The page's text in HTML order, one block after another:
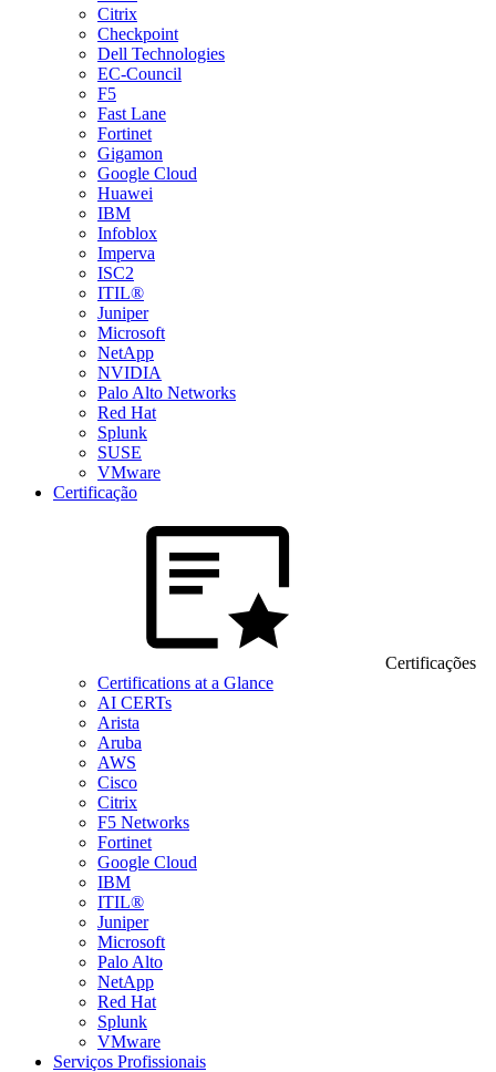
Citrix
Checkpoint
Dell Technologies
EC-Council
F5
Fast Lane
Fortinet
Gigamon
Google Cloud
Huawei
IBM
Infoblox
Imperva
ISC2
ITIL®
Juniper
Microsoft
NetApp
NVIDIA
Palo Alto Networks
Red Hat
Splunk
SUSE
VMware
Certificação
Certificações
Certifications at a Glance
AI CERTs
Arista
Aruba
AWS
Cisco
Citrix
F5 Networks
Fortinet
Google Cloud
IBM
ITIL®
Juniper
Microsoft
Palo Alto
NetApp
Red Hat
Splunk
VMware
Serviços Profissionais